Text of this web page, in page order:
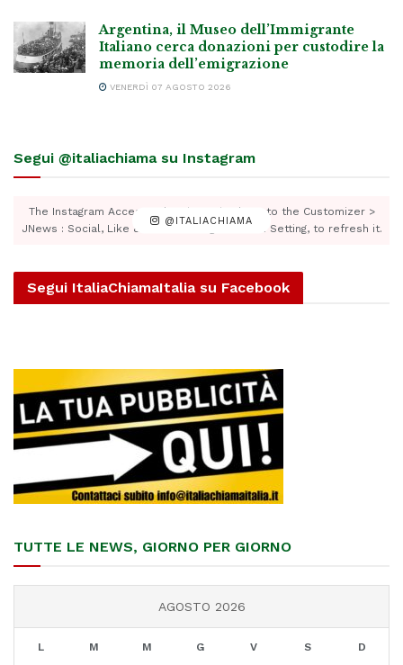
Argentina, il Museo dell’Immigrante
Italiano cerca donazioni per custodire la
memoria dell’emigrazione
VENERDÌ 07 AGOSTO 2026
Segui @italiachiama su Instagram
@ITALIACHIAMA
The Instagram Access Token is expired, Go to the Customizer >
JNews : Social, Like & View > Instagram Feed Setting, to refresh it.
Segui ItaliaChiamaItalia su Facebook
TUTTE LE NEWS, GIORNO PER GIORNO
AGOSTO 2026
L M M G V S D